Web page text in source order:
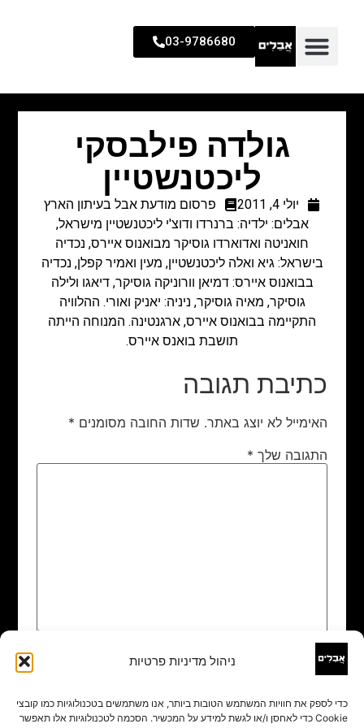
ניהול מדיניות פרטיות
כדי לספק את חוויות המשתמש הטובות ביותר, אנו משתמשים בטכנולוגיות כמו קובצי
Cookie כדי לאחסן ו/או לגשת למידע על המכשיר. הסכמה לטכנולוגיות אלו תאפשר
03-9786680
גולדה פילבסקי
ליכטנשטיין
יולי 4, 2011
פרסום מודעת אבל בעיתון הארץ
אבלים: ילדיה: ברנרדו ודוצ'י ליכטנשטיין מישראל,
חואניטה ואדוארדו גוסיקר מבואנוס איירס, נכדיה
בישראל: גיא ואלה ליכטנשטיין, מעין ואמיר קפלן, נכדיה
בבואנוס איירס: דמיאן וורוניקה גוסיקר, דיאגו ולילה
גוסיקר, מאיה גוסיקר, ניניה: יאניק ואורי. ההלוויה
התקיימה בבואנוס איירס, ארגנטינה. המנוחה הייתה
תושבת בואנס איירס.
כתיבת תגובה
האימייל לא יוצג באתר. שדות החובה מסומנים *
התגובה שלך *
שם